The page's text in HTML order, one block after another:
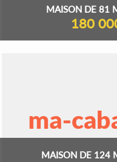
MAISON DE 81
180
MAISON DE 124